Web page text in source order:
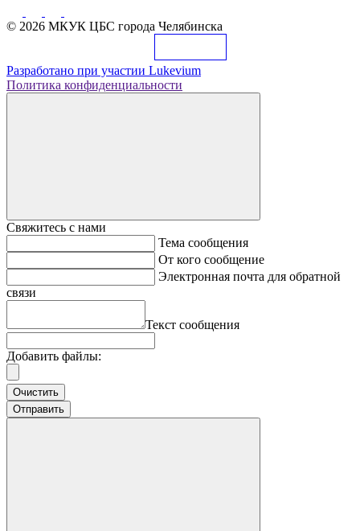
© 2026 МКУК ЦБС города Челябинска
Разработано при участии Lukevium
Политика конфиденциальности
Свяжитесь с нами
Тема сообщения
От кого сообщение
Электронная почта для обратной
связи
Текст сообщения
Добавить файлы:
Очистить
Отправить